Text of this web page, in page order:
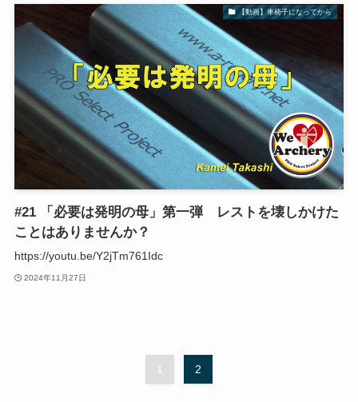
【動画】車椅子になってから
#21 「必要は発明の母」第一弾 レストを壊しかけた
ことはありませんか？
https://youtu.be/Y2jTm761Idc
2024年11月27日
1 2